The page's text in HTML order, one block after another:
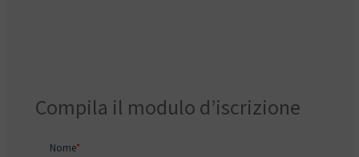
Compila il modulo d’iscrizione